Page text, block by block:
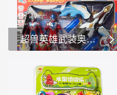
以上的儿童。1.主题和设
计： -该玩具套装以生日派
对为主题，整体设计充满了
粉色和可爱的元素，非常吸
超兽英雄武装奥特曼声光儿童玩具角色扮演
为主题的玩具套装。1.玩具
套装内容： -角色人偶：套